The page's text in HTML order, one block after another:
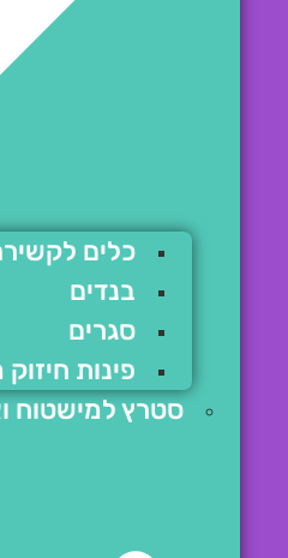
כלים
בנדים
סגרים
פינות חיזוק
סטרץ למישטוח